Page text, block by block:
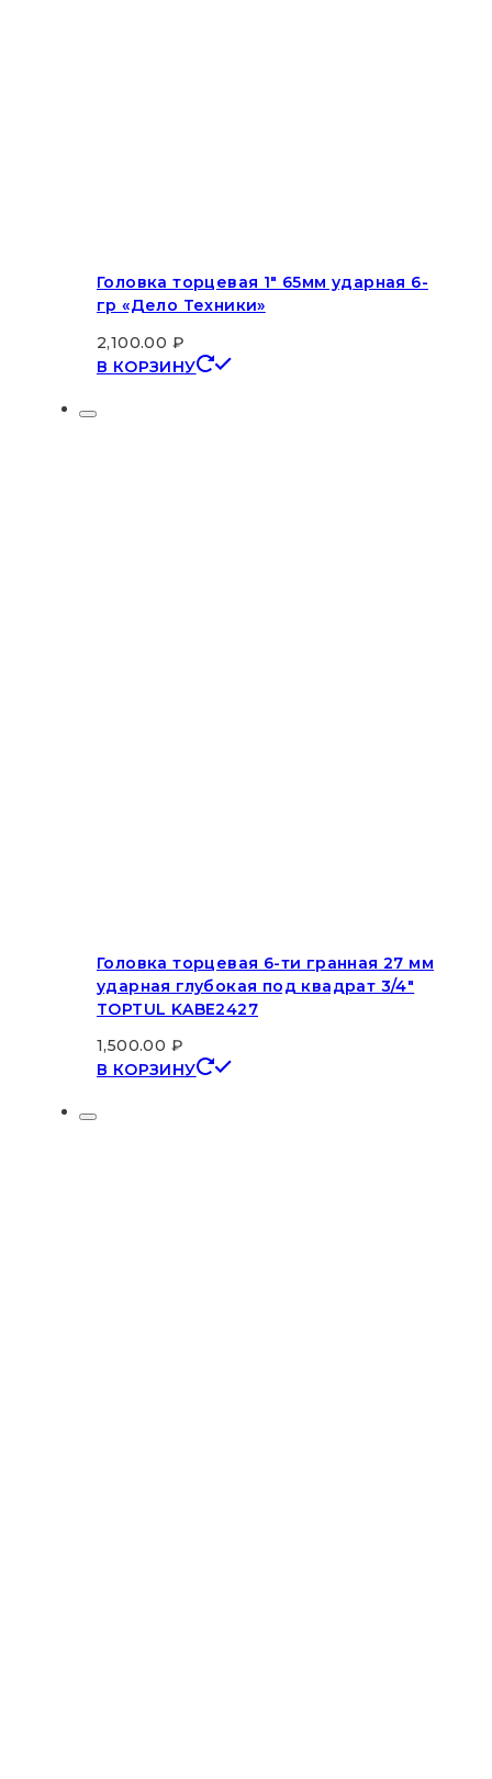
Головка торцевая 1″ 65мм ударная 6-
гр «Дело Техники»
2,100.00 ₽
В КОРЗИНУ
Головка торцевая 6-ти гранная 27 мм
ударная глубокая под квадрат 3/4″
TOPTUL KABE2427
1,500.00 ₽
В КОРЗИНУ